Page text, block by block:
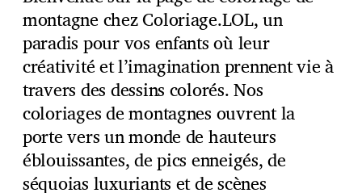
montagne chez Coloriage.LOL, un
paradis pour vos enfants où leur
créativité et l’imagination prennent vie à
travers des dessins colorés. Nos
coloriages de montagnes ouvrent la
porte vers un monde de hauteurs
éblouissantes, de pics enneigés, de
séquoias luxuriants et de scènes